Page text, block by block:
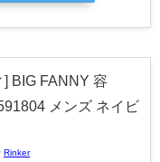
] BIG FANNY 容
メンズ ネイビ
Rinker